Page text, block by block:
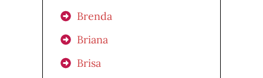
Brenda
Briana
Brisa